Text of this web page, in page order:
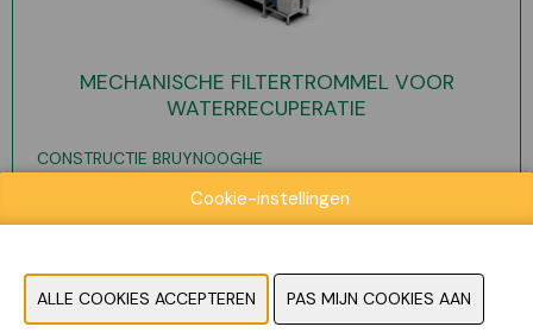
MECHANISCHE FILTERTROMMEL VOOR
WATERRECUPERATIE
CONSTRUCTIE BRUYNOOGHE
LEES MEER
Cookie-instellingen